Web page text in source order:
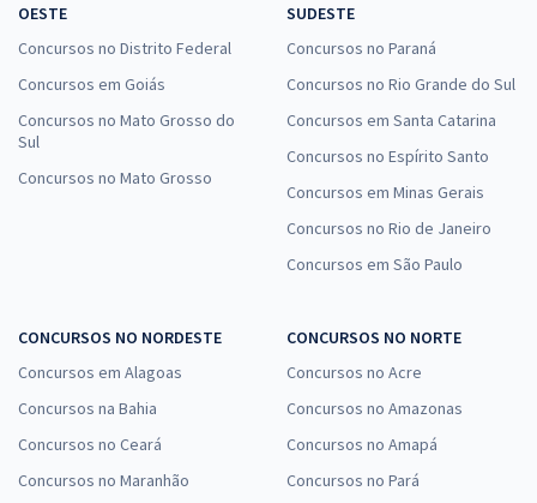
OESTE
Concursos no Distrito Federal
Concursos em Goiás
Concursos no Mato Grosso do
Sul
Concursos no Mato Grosso
SUDESTE
Concursos no Paraná
Concursos no Rio Grande do Sul
Concursos em Santa Catarina
Concursos no Espírito Santo
Concursos em Minas Gerais
Concursos no Rio de Janeiro
Concursos em São Paulo
CONCURSOS NO NORDESTE
Concursos em Alagoas
Concursos na Bahia
Concursos no Ceará
Concursos no Maranhão
CONCURSOS NO NORTE
Concursos no Acre
Concursos no Amazonas
Concursos no Amapá
Concursos no Pará